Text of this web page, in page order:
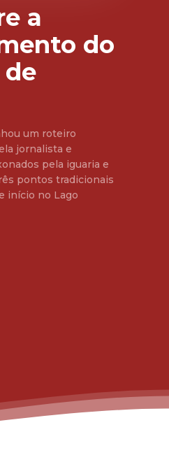
a
do
de
um roteiro
jornalista e
pela iguaria e
pontos tradicionais